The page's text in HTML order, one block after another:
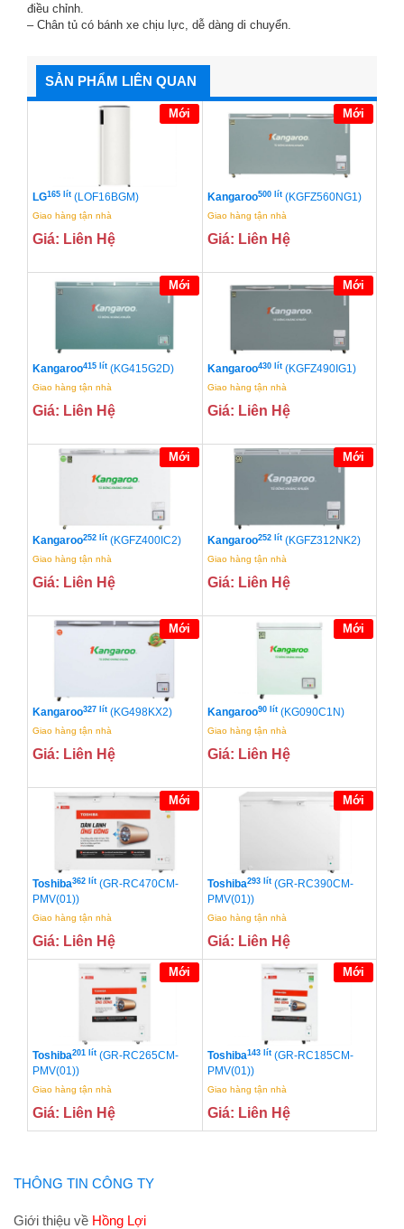
điều chỉnh.
– Chân tủ có bánh xe chịu lực, dễ dàng di chuyển.
SẢN PHẨM LIÊN QUAN
Mới
LG165 lít (LOF16BGM)
Giao hàng tận nhà
Giá: Liên Hệ
Mới
Kangaroo500 lít (KGFZ560NG1)
Giao hàng tận nhà
Giá: Liên Hệ
Mới
Kangaroo415 lít (KG415G2D)
Giao hàng tận nhà
Giá: Liên Hệ
Mới
Kangaroo430 lít (KGFZ490IG1)
Giao hàng tận nhà
Giá: Liên Hệ
Mới
Kangaroo252 lít (KGFZ400IC2)
Giao hàng tận nhà
Giá: Liên Hệ
Mới
Kangaroo252 lít (KGFZ312NK2)
Giao hàng tận nhà
Giá: Liên Hệ
Mới
Kangaroo327 lít (KG498KX2)
Giao hàng tận nhà
Giá: Liên Hệ
Mới
Kangaroo90 lít (KG090C1N)
Giao hàng tận nhà
Giá: Liên Hệ
Mới
Toshiba362 lít (GR-RC470CM-
PMV(01))
Giao hàng tận nhà
Giá: Liên Hệ
Mới
Toshiba293 lít (GR-RC390CM-
PMV(01))
Giao hàng tận nhà
Giá: Liên Hệ
Mới
Toshiba201 lít (GR-RC265CM-
PMV(01))
Giao hàng tận nhà
Giá: Liên Hệ
Mới
Toshiba143 lít (GR-RC185CM-
PMV(01))
Giao hàng tận nhà
Giá: Liên Hệ
THÔNG TIN CÔNG TY
Giới thiệu về Hồng Lợi